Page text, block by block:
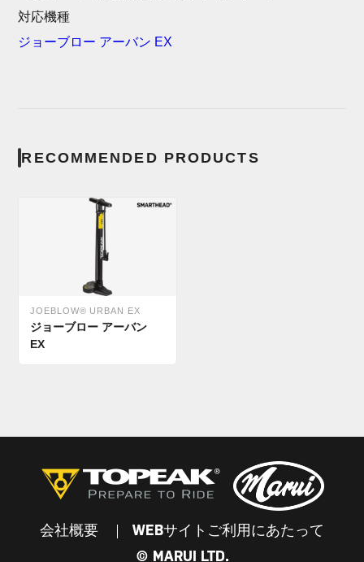
対応機種
ジョーブロー アーバン EX
RECOMMENDED PRODUCTS
JOEBLOW® URBAN EX
ジョーブロー アーバン
EX
会社概要
WEBサイトご利用にあたって
© MARUI LTD.